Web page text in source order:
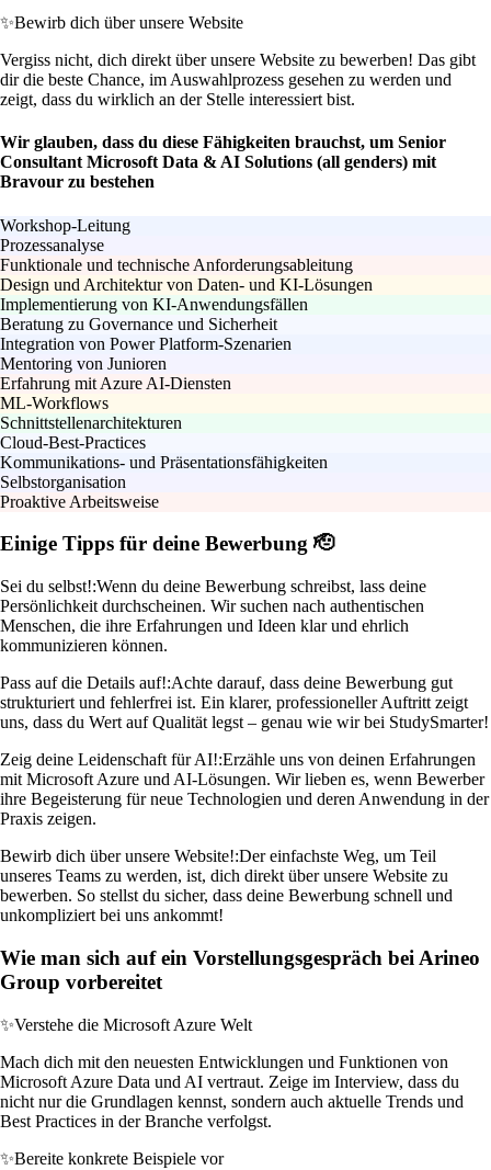
✨Bewirb dich über unsere Website
Vergiss nicht, dich direkt über unsere Website zu bewerben! Das gibt
dir die beste Chance, im Auswahlprozess gesehen zu werden und
zeigt, dass du wirklich an der Stelle interessiert bist.
Wir glauben, dass du diese Fähigkeiten brauchst, um Senior
Consultant Microsoft Data & AI Solutions (all genders) mit
Bravour zu bestehen
Workshop-Leitung
Prozessanalyse
Funktionale und technische Anforderungsableitung
Design und Architektur von Daten- und KI-Lösungen
Implementierung von KI-Anwendungsfällen
Beratung zu Governance und Sicherheit
Integration von Power Platform-Szenarien
Mentoring von Junioren
Erfahrung mit Azure AI-Diensten
ML-Workflows
Schnittstellenarchitekturen
Cloud-Best-Practices
Kommunikations- und Präsentationsfähigkeiten
Selbstorganisation
Proaktive Arbeitsweise
Einige Tipps für deine Bewerbung 🫡
Sei du selbst!:Wenn du deine Bewerbung schreibst, lass deine
Persönlichkeit durchscheinen. Wir suchen nach authentischen
Menschen, die ihre Erfahrungen und Ideen klar und ehrlich
kommunizieren können.
Pass auf die Details auf!:Achte darauf, dass deine Bewerbung gut
strukturiert und fehlerfrei ist. Ein klarer, professioneller Auftritt zeigt
uns, dass du Wert auf Qualität legst – genau wie wir bei StudySmarter!
Zeig deine Leidenschaft für AI!:Erzähle uns von deinen Erfahrungen
mit Microsoft Azure und AI-Lösungen. Wir lieben es, wenn Bewerber
ihre Begeisterung für neue Technologien und deren Anwendung in der
Praxis zeigen.
Bewirb dich über unsere Website!:Der einfachste Weg, um Teil
unseres Teams zu werden, ist, dich direkt über unsere Website zu
bewerben. So stellst du sicher, dass deine Bewerbung schnell und
unkompliziert bei uns ankommt!
Wie man sich auf ein Vorstellungsgespräch bei Arineo
Group vorbereitet
✨Verstehe die Microsoft Azure Welt
Mach dich mit den neuesten Entwicklungen und Funktionen von
Microsoft Azure Data und AI vertraut. Zeige im Interview, dass du
nicht nur die Grundlagen kennst, sondern auch aktuelle Trends und
Best Practices in der Branche verfolgst.
✨Bereite konkrete Beispiele vor